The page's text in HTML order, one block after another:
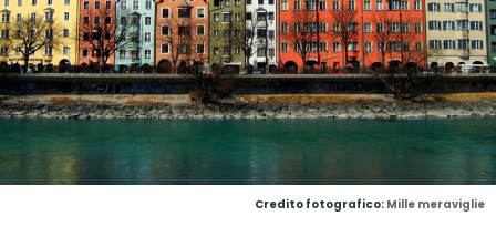
Credito fotografico: Mille meraviglie